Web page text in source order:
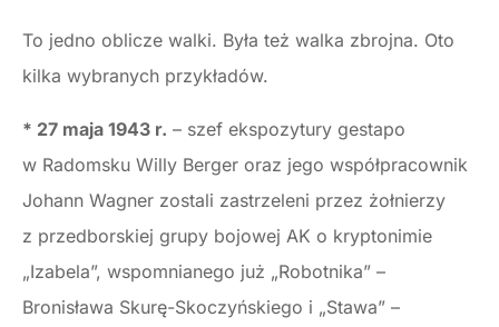
To jedno oblicze walki. Była też walka zbrojna. Oto
kilka wybranych przykładów.
* 27 maja 1943 r. – szef ekspozytury gestapo
w Radomsku Willy Berger oraz jego współpracownik
Johann Wagner zostali zastrzeleni przez żołnierzy
z przedborskiej grupy bojowej AK o kryptonimie
„Izabela”, wspomnianego już „Robotnika” –
Bronisława Skurę-Skoczyńskiego i „Stawa” –